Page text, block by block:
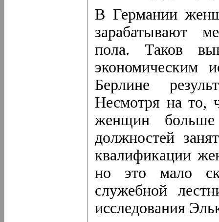
В Германии
зарабатывают
пола. Таков
экономическим
Берлине
Несмотря на то,
женщин
должностей
квалификации
но это мало
служебной
исследования